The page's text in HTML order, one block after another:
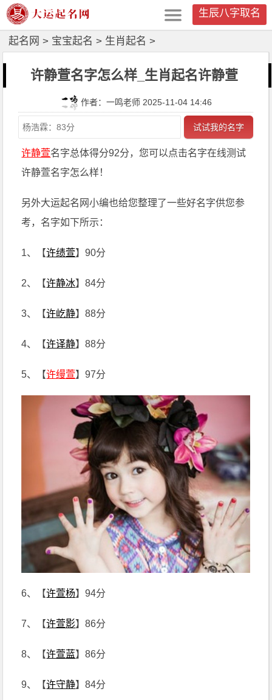
生辰八字取名
起名网 > 宝宝起名 > 生肖起名 >
许静萱名字怎么样_生肖起名许静萱
作者：一鸣老师 2025-11-04 14:46
试试我的名字
许静萱名字总体得分92分，您可以点击名字在线测试
许静萱名字怎么样！
另外大运起名网小编也给您整理了一些好名字供您参
考，名字如下所示：
1、【许绩萱】90分
2、【许静冰】84分
3、【许屹静】88分
4、【许译静】88分
5、【许缦萱】97分
6、【许萱杨】94分
7、【许萱影】86分
8、【许萱蓝】86分
9、【许守静】84分